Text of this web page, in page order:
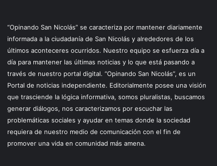
“Opinando San Nicolás” se caracteriza por mantener diariamente
informada a la ciudadanía de San Nicolás y alrededores de los
últimos aconteceres ocurridos. Nuestro equipo se esfuerza día a
día para mantener las últimas noticias y lo que está pasando a
través de nuestro portal digital. “Opinando San Nicolás”, es un
Portal de noticias independiente. Editorialmente posee una visión
que trasciende la lógica informativa, somos pluralistas, buscamos
generar diálogos, nos caracterizamos por escuchar las
problemáticas sociales y ayudar en temas donde la sociedad
requiera de nuestro medio de comunicación con el fin de
promover una vida en comunidad más amena.